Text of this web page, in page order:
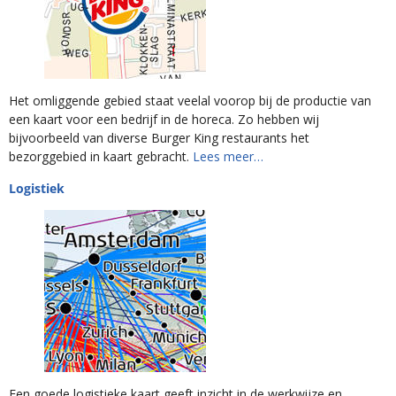
Het omliggende gebied staat veelal voorop bij de productie van
een kaart voor een bedrijf in de horeca. Zo hebben wij
bijvoorbeeld van diverse Burger King restaurants het
bezorggebied in kaart gebracht. Lees meer…
Logistiek